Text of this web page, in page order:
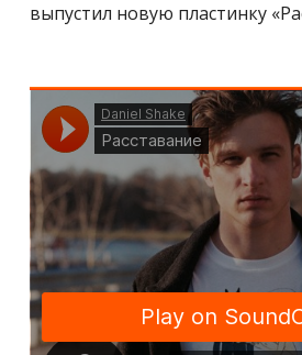
выпустил новую пластинку